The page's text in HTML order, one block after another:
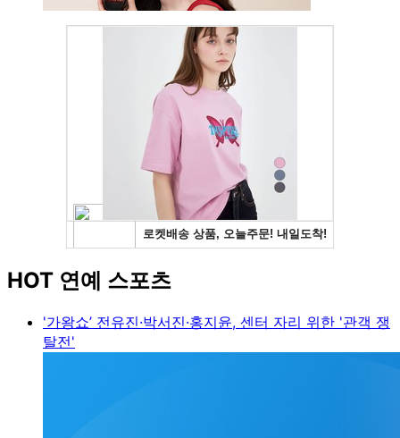
HOT 연예 스포츠
'가왕쇼’ 전유진·박서진·홍지윤, 센터 자리 위한 '관객 쟁
탈전'